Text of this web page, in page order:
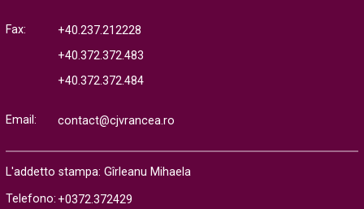
Fax:
+40.237.212228
+40.372.372.483
+40.372.372.484
Email: contact@cjvrancea.ro
L'addetto stampa: Gîrleanu Mihaela
Telefono: +0372.372429